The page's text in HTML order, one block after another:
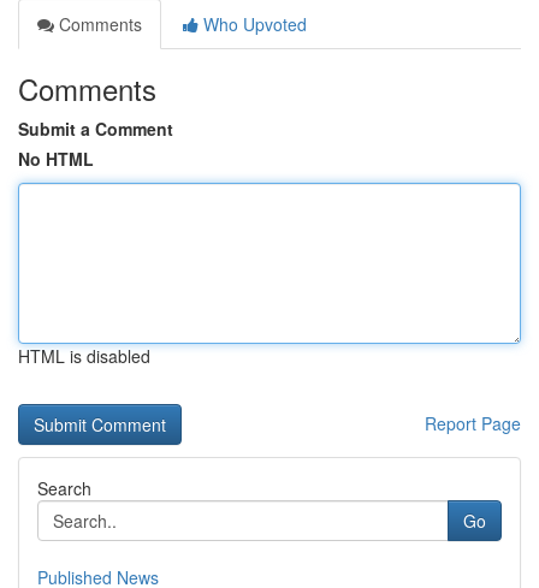
Comments
Who Upvoted
Comments
Submit a Comment
No HTML
HTML is disabled
Report Page
Search
Go
Published News